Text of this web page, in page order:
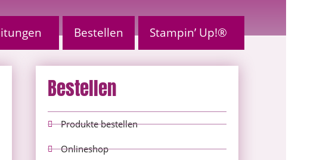
Bestellen Stampin’ Up!®
Bestellen
Produkte bestellen
Onlineshop